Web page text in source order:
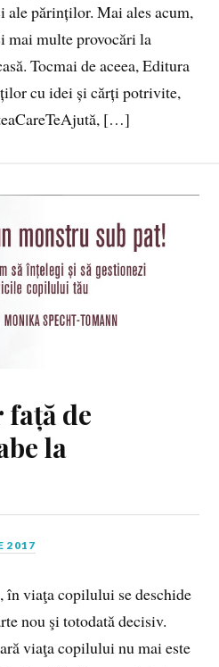
ale părinților. Mai ales acum,
mai multe provocări la
Tocmai de aceea, Editura
cu idei și cărți potrivite,
[…]
de
la
2017
în viaţa copilului se deschide
nou şi totodată decisiv.
viaţa copilului nu mai este